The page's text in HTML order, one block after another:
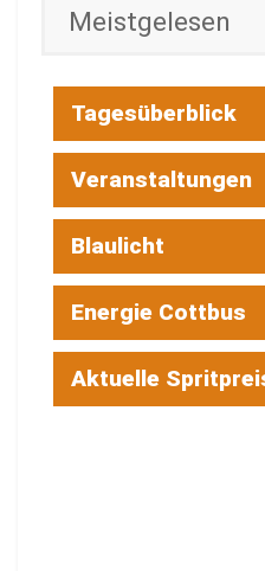
Meistgelesen
Tagesüberblick
Veranstaltungen
Blaulicht
Energie Cottbus
Aktuelle